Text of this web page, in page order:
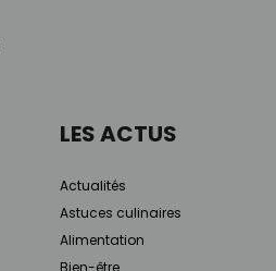
LES ACTUS
Actualités
Astuces culinaires
Alimentation
Bien-être